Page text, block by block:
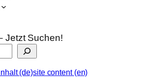
Jetzt Suchen!
(de)site content (en)